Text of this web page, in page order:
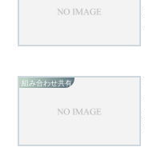
組み合わせ共有